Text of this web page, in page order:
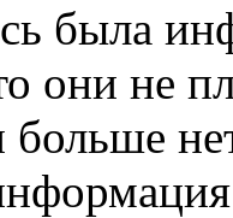
была
они не